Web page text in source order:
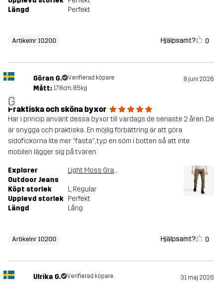
Längd
Perfekt
Artikelnr 10200 Hjälpsamt? 0
G
Göran G. Verifierad köpare 8 juni 2026
Mått: 178cm, 85kg
Praktiska och sköna byxor
Har i princip använt dessa byxor till vardags de senaste 2 åren. De
är snygga och praktiska.. En möjlig förbättring är att göra
sidofickorna lite mer "fasta", typ en söm i botten så att inte
mobilen lägger sig på tvären.
Explorer
Outdoor Jeans
Light Moss Gray
Köpt storlek L, Regular
Upplevd storlek Perfekt
Längd
Lång
Artikelnr 10200 Hjälpsamt? 0
Ulrika G. Verifierad köpare 31 maj 2026